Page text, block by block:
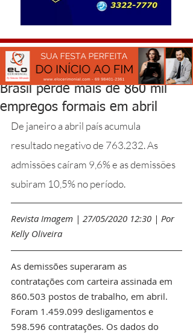
Brasil perde mais de 860 mil
empregos formais em abril
De janeiro a abril país acumula
resultado negativo de 763.232. As
admissões caíram 9,6% e as demissões
subiram 10,5% no período.
Revista Imagem | 27/05/2020 12:30 | Por
Kelly Oliveira
As demissões superaram as
contratações com carteira assinada em
860.503 postos de trabalho, em abril.
Foram 1.459.099 desligamentos e
598.596 contratações. Os dados do